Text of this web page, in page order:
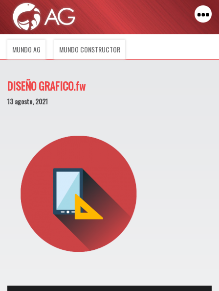
MUNDO AG MUNDO CONSTRUCTOR
DISEÑO GRAFICO.fw
13 agosto, 2021